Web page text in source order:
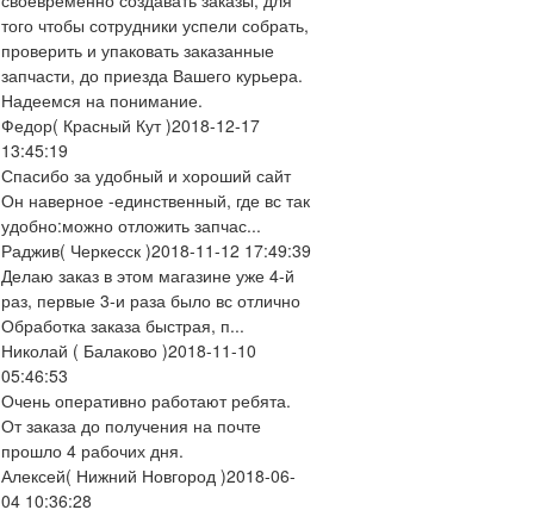
того чтобы сотрудники успели собрать,
проверить и упаковать заказанные
запчасти, до приезда Вашего курьера.
Надеемся на понимание.
Федор( Красный Кут )2018-12-17
13:45:19
Спасибо за удобный и хороший сайт
Он наверное -единственный, где вс так
удобно:можно отложить запчас...
Раджив( Черкесск )2018-11-12 17:49:39
Делаю заказ в этом магазине уже 4-й
раз, первые 3-и раза было вс отлично
Обработка заказа быстрая, п...
Николай ( Балаково )2018-11-10
05:46:53
Очень оперативно работают ребята.
От заказа до получения на почте
прошло 4 рабочих дня.
Алексей( Нижний Новгород )2018-06-
04 10:36:28